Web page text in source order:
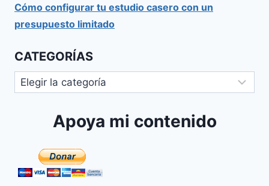
Cómo configurar tu estudio casero con un
presupuesto limitado
CATEGORÍAS
Apoya mi contenido